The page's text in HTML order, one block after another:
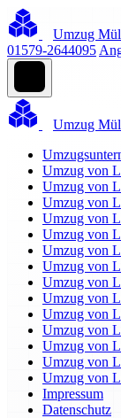
Umzug
01579-2644095
Umzug
Umzug von
Umzug von
Umzug von
Umzug von
Umzug von
Umzug von
Umzug von
Umzug von
Umzug von
Umzug von
Umzug von
Umzug von
Umzug von
Umzug von
Impressum
Datenschutz